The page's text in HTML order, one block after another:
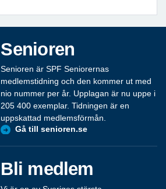
Senioren
Senioren är SPF Seniorernas
medlemstidning och den kommer ut med
nio nummer per år. Upplagan är nu uppe i
205 400 exemplar. Tidningen är en
uppskattad medlemsförmån.
Gå till senioren.se
Bli medlem